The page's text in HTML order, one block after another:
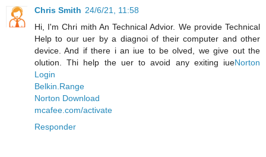
Chris Smith 24/6/21, 11:58
Hi, I'm Chri mith An Technical Advior. We provide Technical
Help to our uer by a diagnoi of their computer and other
device. And if there i an iue to be olved, we give out the
olution. Thi help the uer to avoid any exiting iueNorton
Login
Belkin.Range
Norton Download
mcafee.com/activate
Responder